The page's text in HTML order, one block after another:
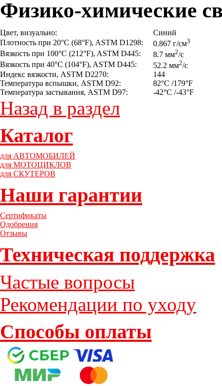
Физико-химические
Цвет, визуально:
Cиний
Плотность при 20°C (68°F), ASTM D1298: 0.867 г/см3
Вязкость при 100°C (212°F), ASTM D445: 8.7 мм2/с
Вязкость при 40°C (104°F), ASTM D445:
52.2 мм2/с
Индекс вязкости, ASTM D2270:
144
Температура вспышки, ASTM D92:
82°C /179°F
Температура застывания, ASTM D97:
-42°C /-43°F
Назад в раздел
Каталог
для АВТОМОБИЛЕЙ
для МОТОЦИКЛОВ
для СКУТЕРОВ
Наши гарантии
Сертификаты
Одобрения
Отзывы
Техническая поддержка
Частые вопросы
Рекомендации по уходу
Способы оплаты